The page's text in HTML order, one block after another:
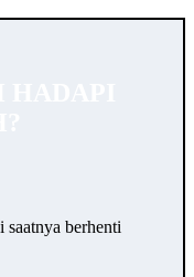
saatnya berhenti